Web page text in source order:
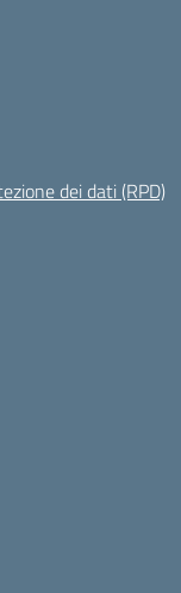
dei dati (RPD)